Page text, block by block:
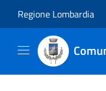
Regione Lombardia